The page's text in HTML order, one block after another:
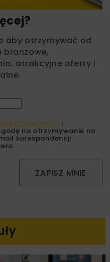
aby otrzymywać od
branżowe,
atrakcyjne oferty i
Prywatności i
na otrzymywanie na
korespondencji
ZAPISZ MNIE